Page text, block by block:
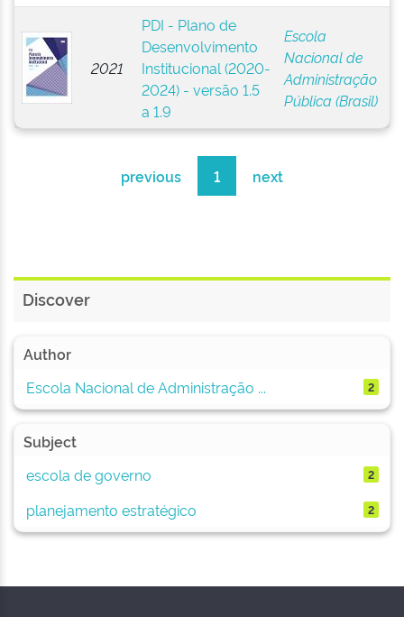
2021
PDI - Plano de
Desenvolvimento
Institucional (2020-
2024) - versão 1.5
a 1.9
Escola
Nacional de
Administração
Pública (Brasil)
previous 1 next
Discover
Author
Escola Nacional de Administração ...
2
Subject
escola de governo
2
planejamento estratégico 2